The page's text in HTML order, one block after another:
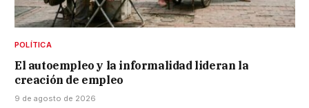
POLÍTICA
El autoempleo y la informalidad lideran la
creación de empleo
9 de agosto de 2026